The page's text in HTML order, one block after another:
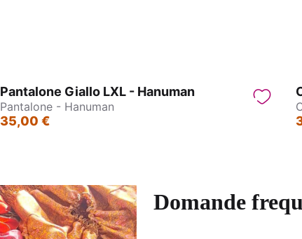
Pantalone Giallo LXL - Hanuman
Pantalone - Hanuman
35,00 €
Domande